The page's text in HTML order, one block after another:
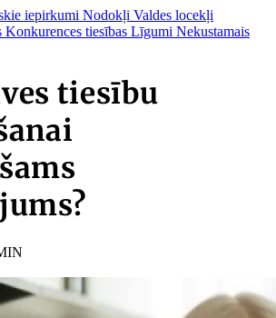
iepirkumi Nodokļi Valdes locekļi
Konkurences tiesības Līgumi Nekustamais
tiesību